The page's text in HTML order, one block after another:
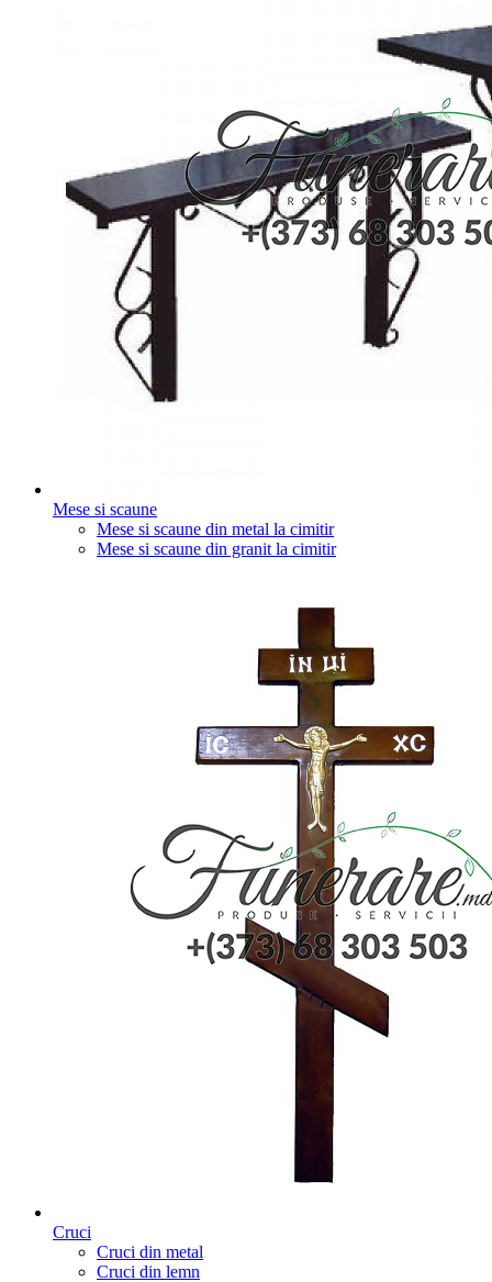
Mese si scaune
Mese si scaune din metal la cimitir
Mese si scaune din granit la cimitir
Cruci
Cruci din metal
Cruci din lemn